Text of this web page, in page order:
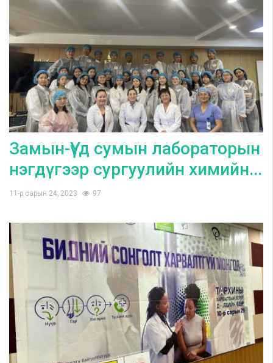
Замын-Үүд сумын лабораторын
нэгдүгээр сургуулийн химийн...
11-р сарын 24, 2023 97